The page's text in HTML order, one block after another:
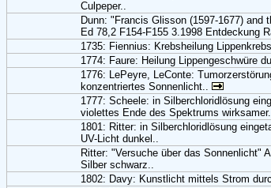
Culpeper..
Dunn: "Francis Glisson (1597-1677)
Ed 78,2 F154-F155 3.1998 Entdeckung
1735: Fiennius: Krebsheilung
1774: Faure: Heilung Lippengeschwüre
1776: LePeyre, LeConte:
konzentriertes Sonnenlicht..
1777: Scheele: in Silberchloridlösung
violettes Ende des Spektrums wirksamer..
1801: Ritter: in Silberchloridlösung
UV-Licht dunkel..
Ritter: "Versuche über das Sonnenlicht"
Silber schwarz..
1802: Davy: Kunstlicht mittels Strom